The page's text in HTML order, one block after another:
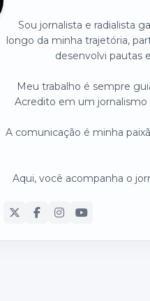
Sou jornalista e radialista
longo da minha trajetória,
desenvolvi pautas
Meu trabalho é sempre
Acredito em um jornalismo
A comunicação é minha
Aqui, você acompanha o